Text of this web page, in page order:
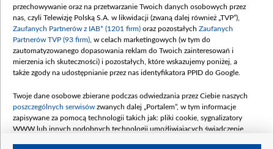
Czytelnia
Centrum Europy
O nas
Kontakt
Informacje o nadawcy
Serwisy partnerskie
belsat.eu
slava.tv
przechowywanie oraz na przetwarzanie Twoich danych osobowych przez
nas, czyli Telewizję Polską S.A. w likwidacji (zwaną dalej również „TVP”),
Zaufanych Partnerów z IAB* (1201 firm) oraz pozostałych Zaufanych
Partnerów TVP (93 firm) , w celach marketingowych (w tym do
zautomatyzowanego dopasowania reklam do Twoich zainteresowań i
mierzenia ich skuteczności) i pozostałych, które wskazujemy poniżej, a
także zgody na udostępnianie przez nas identyfikatora PPID do Google.
Twoje dane osobowe zbierane podczas odwiedzania przez Ciebie naszych
poszczególnych serwisów zwanych dalej „Portalem”, w tym informacje
zapisywane za pomocą technologii takich jak: pliki cookie, sygnalizatory
WWW lub innych podobnych technologii umożliwiających świadczenie